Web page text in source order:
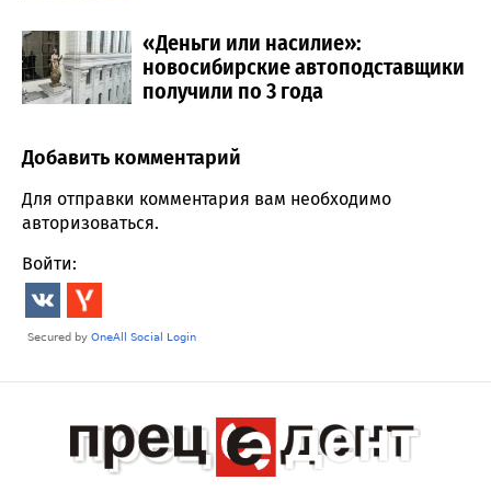
«Деньги или насилие»:
новосибирские автоподставщики
получили по 3 года
Comment section
Добавить комментарий
Для отправки комментария вам необходимо
авторизоваться.
Войти: